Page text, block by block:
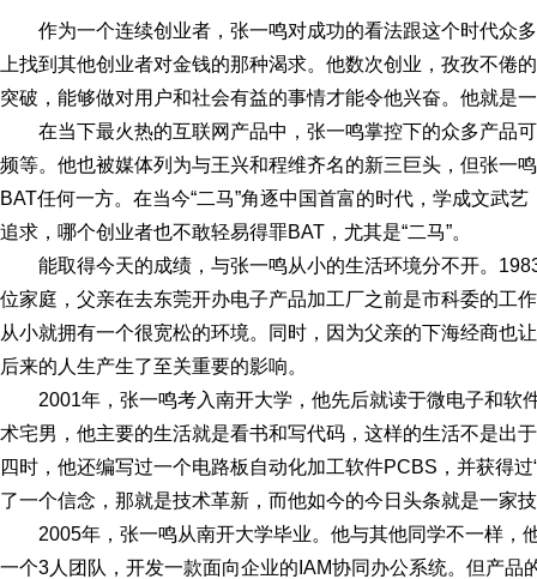
作为一个连续创业者，张一鸣对成功的看法跟这个时代众
上找到其他创业者对金钱的那种渴求。他数次创业，孜孜不倦
突破，能够做对用户和社会有益的事情才能令他兴奋。他就是
在当下最火热的互联网产品中，张一鸣掌控下的众多产品
频等。他也被媒体列为与王兴和程维齐名的新三巨头，但张一
BAT任何一方。在当今“二马”角逐中国首富的时代，学成文武
追求，哪个创业者也不敢轻易得罪BAT，尤其是“二马”。
能取得今天的成绩，与张一鸣从小的生活环境分不开。
位家庭，父亲在去东莞开办电子产品加工厂之前是市科委的工
从小就拥有一个很宽松的环境。同时，因为父亲的下海经商也
后来的人生产生了至关重要的影响。
2001年，张一鸣考入南开大学，他先后就读于微电子和软
术宅男，他主要的生活就是看书和写代码，这样的生活不是出
四时，他还编写过一个电路板自动化加工软件PCBS，并获得
了一个信念，那就是技术革新，而他如今的今日头条就是一家
2005年，张一鸣从南开大学毕业。他与其他同学不一样，
一个3人团队，开发一款面向企业的IAM协同办公系统。但产品